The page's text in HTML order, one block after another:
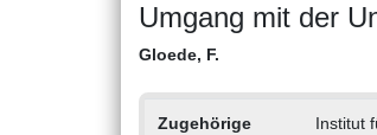
Umgang mit der
Gloede, F.
Zugehörige
Institut